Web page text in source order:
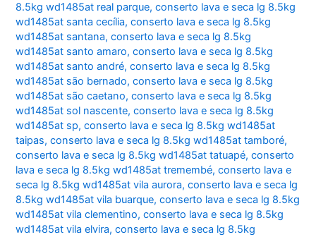
8.5kg wd1485at real parque,conserto lava e seca lg 8.5kg
wd1485at santa cecília,conserto lava e seca lg 8.5kg
wd1485at santana,conserto lava e seca lg 8.5kg
wd1485at santo amaro,conserto lava e seca lg 8.5kg
wd1485at santo andré,conserto lava e seca lg 8.5kg
wd1485at são bernado,conserto lava e seca lg 8.5kg
wd1485at são caetano,conserto lava e seca lg 8.5kg
wd1485at sol nascente,conserto lava e seca lg 8.5kg
wd1485at sp,conserto lava e seca lg 8.5kg wd1485at
taipas,conserto lava e seca lg 8.5kg wd1485at tamboré,
conserto lava e seca lg 8.5kg wd1485at tatuapé,conserto
lava e seca lg 8.5kg wd1485at tremembé,conserto lava e
seca lg 8.5kg wd1485at vila aurora,conserto lava e seca lg
8.5kg wd1485at vila buarque,conserto lava e seca lg 8.5kg
wd1485at vila clementino,conserto lava e seca lg 8.5kg
wd1485at vila elvira,conserto lava e seca lg 8.5kg